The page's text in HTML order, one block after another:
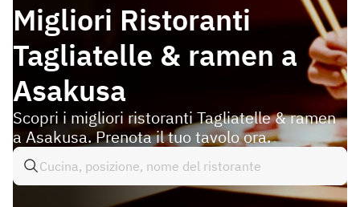
Migliori Ristoranti
Tagliatelle & ramen a
Asakusa
Scopri i migliori ristoranti Tagliatelle & ramen
a Asakusa. Prenota il tuo tavolo ora.